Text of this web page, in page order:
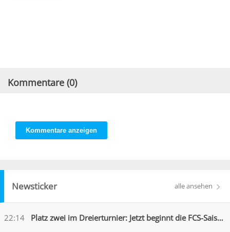
Kommentare (0)
Kommentare anzeigen
Newsticker alle ansehen
22:14 Platz zwei im Dreierturnier: Jetzt beginnt die FCS-Saison